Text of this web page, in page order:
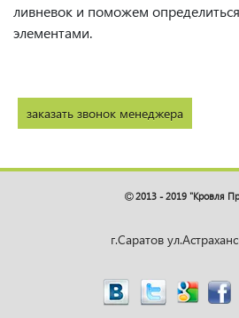
ливневок и поможем
элементами.
заказать звонок менеджера
2013 - 2019 "Кровля
г.Саратов